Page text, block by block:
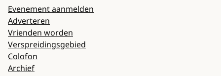
Evenement aanmelden
Adverteren
Vrienden worden
Verspreidingsgebied
Colofon
Archief